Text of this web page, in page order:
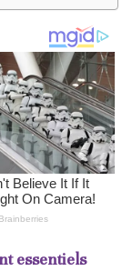
essentiels